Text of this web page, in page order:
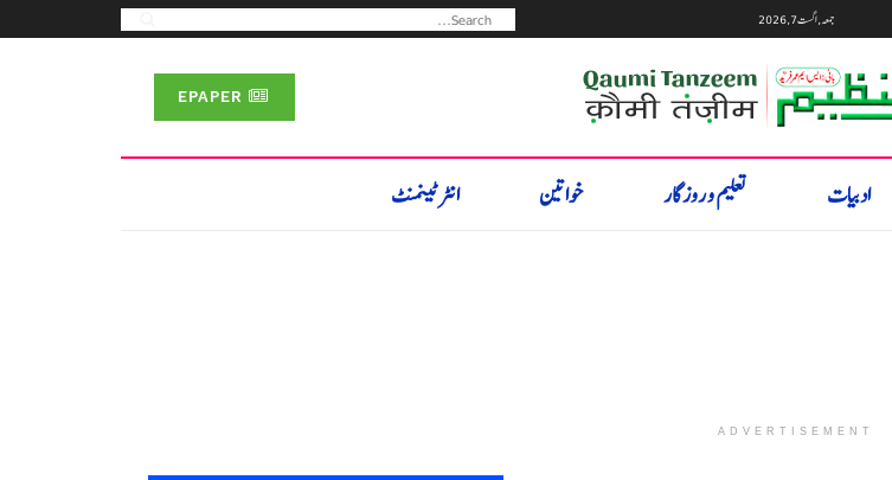
جمعہ, اگست 7, 2026
ادبیات تعلیم و روزگار خواتین انٹرٹینمنٹ
ADVERTISEMENT